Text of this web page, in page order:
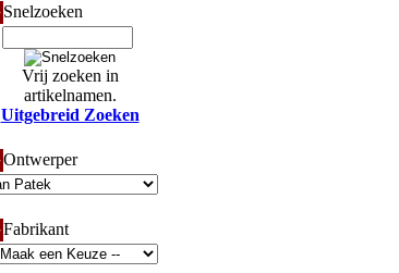
Snelzoeken
Vrij zoeken in
artikelnamen.
Uitgebreid Zoeken
Ontwerper
Fabrikant